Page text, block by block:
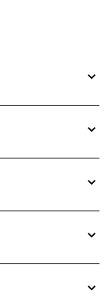
个人专
编辑的
售管道轻